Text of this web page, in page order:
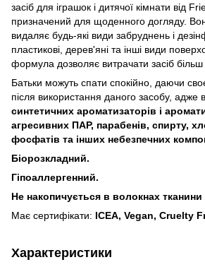
засіб для іграшок і дитячої кімнати від
призначений для щоденного догляду.
видаляє будь-які види забруднень і
пластикові, дерев'яні та інші види
формула дозволяє витрачати засіб
Батьки можуть спати спокійно, даючи
після використання даного засобу, адже
синтетичних ароматизаторів і
агресивних ПАР, парабенів, спирту,
фосфатів та інших небезпечних
Біорозкладний.
Гіпоаллергенний.
Не накопичується в волокнах тканини
Має сертифікати: ICEA, Vegan, Cruelty
Характеристики